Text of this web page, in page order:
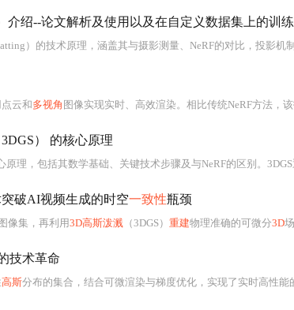
介绍--论文解析及使用以及在自定义数据集上的训练
原理，涵盖其与摄影测量、NeRF的对比，投影机制、协方差变换、自适应密度控制及基于瓦片的光栅化流程。文章还介绍了如何使用
云和多视角 图像实现实时、高效渲染。相比传统NeRF方法，该技术具备训练时间短、支
3DGS） 的核心原理
原理，包括其数学基础、关键技术步骤及与NeRF的区别。
破AI视频生成的时空一致性瓶颈
像集，再利用3D高斯泼溅 （3DGS） 重建物理准确的可微分3D
技术革命
高斯分布的集合，结合可微渲染与梯度优化，实现了实时高性能